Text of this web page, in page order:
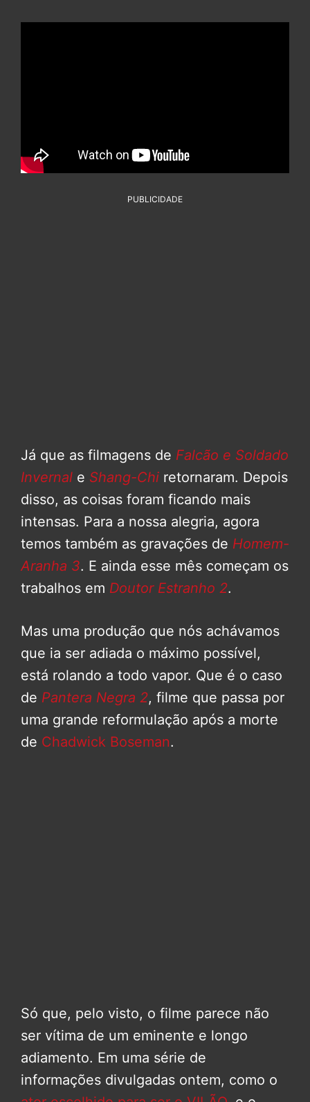
PUBLICIDADE
Já que as filmagens de Falcão e Soldado
Invernal e Shang-Chi retornaram. Depois
disso, as coisas foram ficando mais
intensas. Para a nossa alegria, agora
temos também as gravações de Homem-
Aranha 3. E ainda esse mês começam os
trabalhos em Doutor Estranho 2.
Mas uma produção que nós achávamos
que ia ser adiada o máximo possível,
está rolando a todo vapor. Que é o caso
de Pantera Negra 2, filme que passa por
uma grande reformulação após a morte
de Chadwick Boseman.
Só que, pelo visto, o filme parece não
ser vítima de um eminente e longo
adiamento. Em uma série de
informações divulgadas ontem, como o